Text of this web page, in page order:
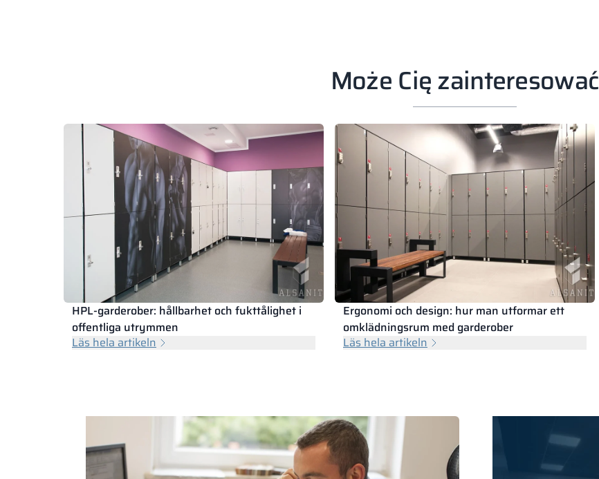
Może Cię zainteresować
HPL-garderober: hållbarhet och fukttålighet i
offentliga utrymmen
Läs hela artikeln
Ergonomi och design: hur man utformar ett
omklädningsrum med garderober
Läs hela artikeln